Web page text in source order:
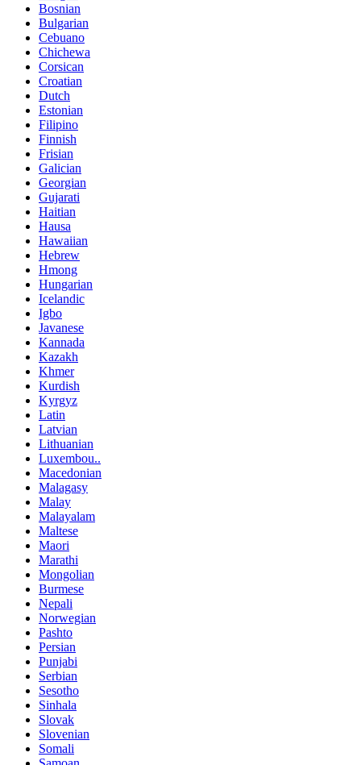
Bosnian
Bulgarian
Cebuano
Chichewa
Corsican
Croatian
Dutch
Estonian
Filipino
Finnish
Frisian
Galician
Georgian
Gujarati
Haitian
Hausa
Hawaiian
Hebrew
Hmong
Hungarian
Icelandic
Igbo
Javanese
Kannada
Kazakh
Khmer
Kurdish
Kyrgyz
Latin
Latvian
Lithuanian
Luxembou..
Macedonian
Malagasy
Malay
Malayalam
Maltese
Maori
Marathi
Mongolian
Burmese
Nepali
Norwegian
Pashto
Persian
Punjabi
Serbian
Sesotho
Sinhala
Slovak
Slovenian
Somali